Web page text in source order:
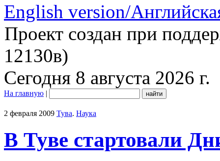
English version/
Проект создан при
12130в)
Сегодня 8 августа 2026 г.
На главную |
2 февраля 2009 Тува. Наука
В Туве стартовали